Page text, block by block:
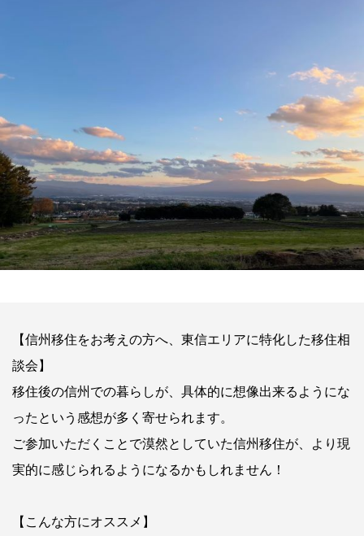
【信州移住をお考えの方へ、東信エリアに特化した移住相
談会】
移住後の信州での暮らしが、具体的に想像出来るようにな
ったという感想が多く寄せられます。
ご参加いただくことで漠然としていた信州移住が、より現
実的に感じられるようになるかもしれません！
【こんな方にオススメ】